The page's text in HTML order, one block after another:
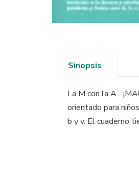
Sinopsis
La M con la A...
orientado para
b y v. El cuaderno